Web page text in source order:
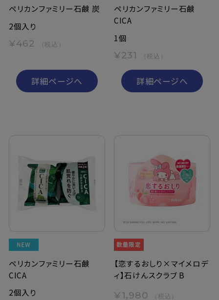
ペリカンファミリー石鹸 炭
2個入り
¥462 （税込）
詳細ページへ
ペリカンファミリー石鹸
CICA
1個
¥231 （税込）
詳細ページへ
ペリカンファミリー石鹸
CICA
2個入り
【恋するおしり×マイメロデ
ィ】石けんスクラブ B
¥1,980 （税込）